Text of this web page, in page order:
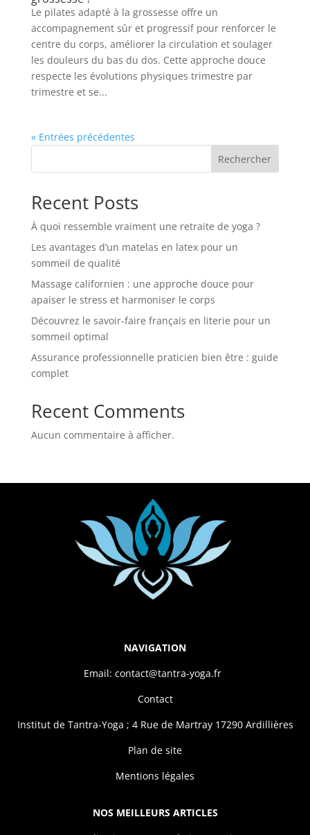
Le pilates adapté à la grossesse offre un
accompagnement sûr et progressif pour renforcer le
centre du corps, améliorer la circulation et soulager
les douleurs du bas du dos. Cette approche douce
respecte les évolutions physiques trimestre par
trimestre et se...
« Entrées précédentes
Rechercher
Recent Posts
À quoi ressemble vraiment une retraite de yoga ?
Les avantages d’un matelas en latex pour un
sommeil de qualité
Massage californien : une approche douce pour
apaiser le stress et harmoniser le corps
Découvrez le savoir-faire français en literie pour un
sommeil optimal
Assurance professionnelle praticien bien être : guide
complet
Recent Comments
Aucun commentaire à afficher.
NAVIGATION
Email: contact@tantra-yoga.fr
Contact
Institut de Tantra-Yoga ; 4 Rue de Martray 17290 Ardillières
Plan de site
Mentions légales
NOS MEILLEURS ARTICLES